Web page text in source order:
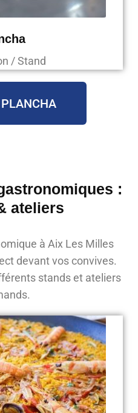
/ Stand
:
ateliers
à Aix Les Milles
devant vos convives.
stands et ateliers